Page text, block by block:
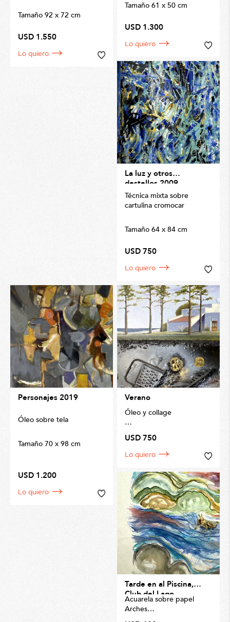
Tamaño 92 x 72 cm
USD 1.550
Lo quiero
Tamaño 61 x 50 cm
USD 1.300
Lo quiero
La luz y otros
destellos 2009
Técnica mixta sobre
cartulina cromocar
Tamaño 64 x 84 cm
USD 750
Lo quiero
Personajes 2019
Óleo sobre tela
Tamaño 70 x 98 cm
USD 1.200
Lo quiero
Verano
Óleo y collage
USD 750
Lo quiero
Tarde en al Piscina,
Club del Lago
Acuarela sobre papel
Arches